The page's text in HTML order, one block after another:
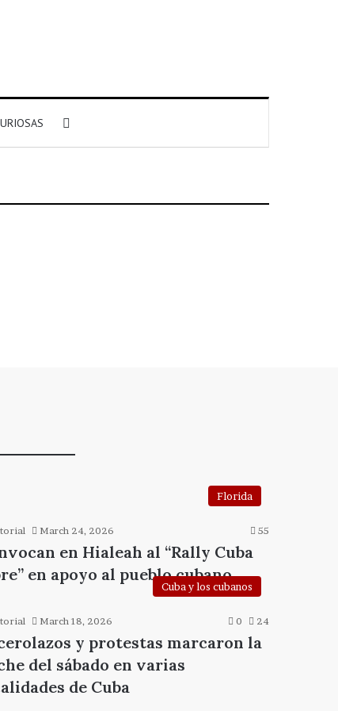
Florida
March 24, 2026 55
en Hialeah al “Rally Cuba
en apoyo al pueblo cubano
Cuba y los cubanos
March 18, 2026 0 24
y protestas marcaron la
del sábado en varias
de Cuba